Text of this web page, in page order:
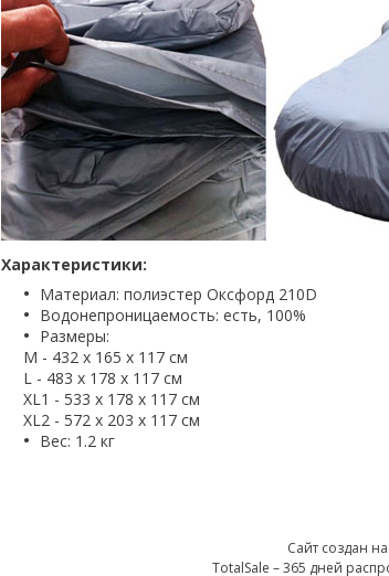
Характеристики:
Материал: полиэстер Оксфорд 210D
Водонепроницаемость: есть, 100%
Размеры:
M - 432 x 165 x 117 см
L - 483 x 178 x 117 см
XL1 - 533 x 178 x 117 см
XL2 - 572 x 203 x 117 см
Вес: 1.2 кг
Сайт создан